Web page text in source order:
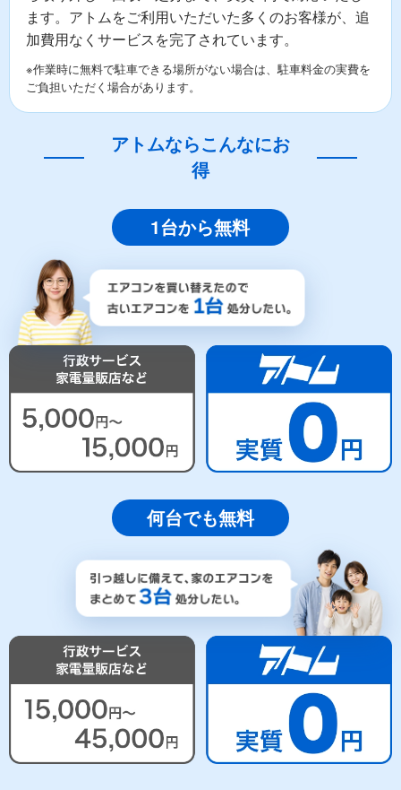
ます。アトムをご利用いただいた多くのお客様が、追
加費用なくサービスを完了されています。
※作業時に無料で駐車できる場所がない場合は、駐車料金の実費を
ご負担いただく場合があります。
アトムならこんなにお
得
1台から無料
何台でも無料